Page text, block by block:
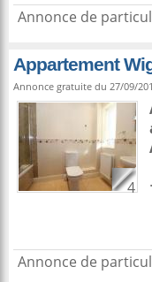
Annonce de
Appartement
Annonce gratuite du 27/09/
4
Annonce de